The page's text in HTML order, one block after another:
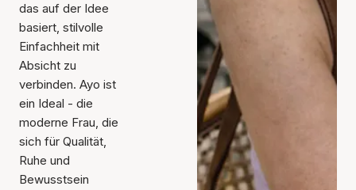
das auf der Idee
basiert, stilvolle
Einfachheit mit
Absicht zu
verbinden. Ayo ist
ein Ideal - die
moderne Frau, die
sich für Qualität,
Ruhe und
Bewusstsein